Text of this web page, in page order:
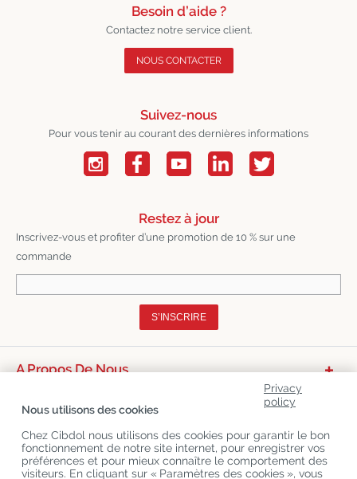
Besoin d’aide ?
Contactez notre service client.
NOUS CONTACTER
Suivez-nous
Pour vous tenir au courant des dernières informations
Restez à jour
Inscrivez-vous et profiter d’une promotion de 10 % sur une
commande
S’INSCRIRE
A Propos De Nous
Derniers Blogs
Privacy
policy
Nous utilisons des cookies
Chez Cibdol nous utilisons des cookies pour garantir le bon
fonctionnement de notre site internet, pour enregistrer vos
préférences et pour mieux connaître le comportement des
visiteurs. En cliquant sur « Paramètres des cookies », vous